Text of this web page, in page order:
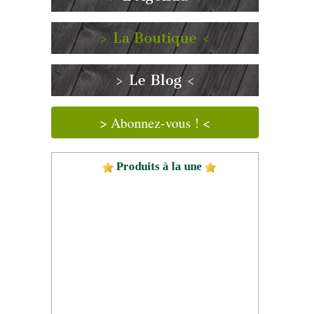
> La Boutique <
> Le Blog <
> Abonnez-vous ! <
Produits à la une